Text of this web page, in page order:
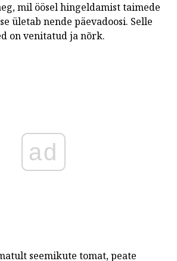
mil öösel hingeldamist taimede
ületab nende päevadoosi. Selle
on venitatud ja nõrk.
ad
seemikute tomat, peate